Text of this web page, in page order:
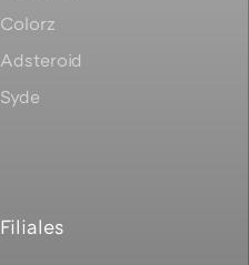
Colorz
Adsteroid
Syde
Filiales